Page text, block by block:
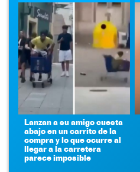
Lanzan a su amigo cuesta
abajo en un carrito de la
compra y lo que ocurre al
llegar a la carretera
parece imposible